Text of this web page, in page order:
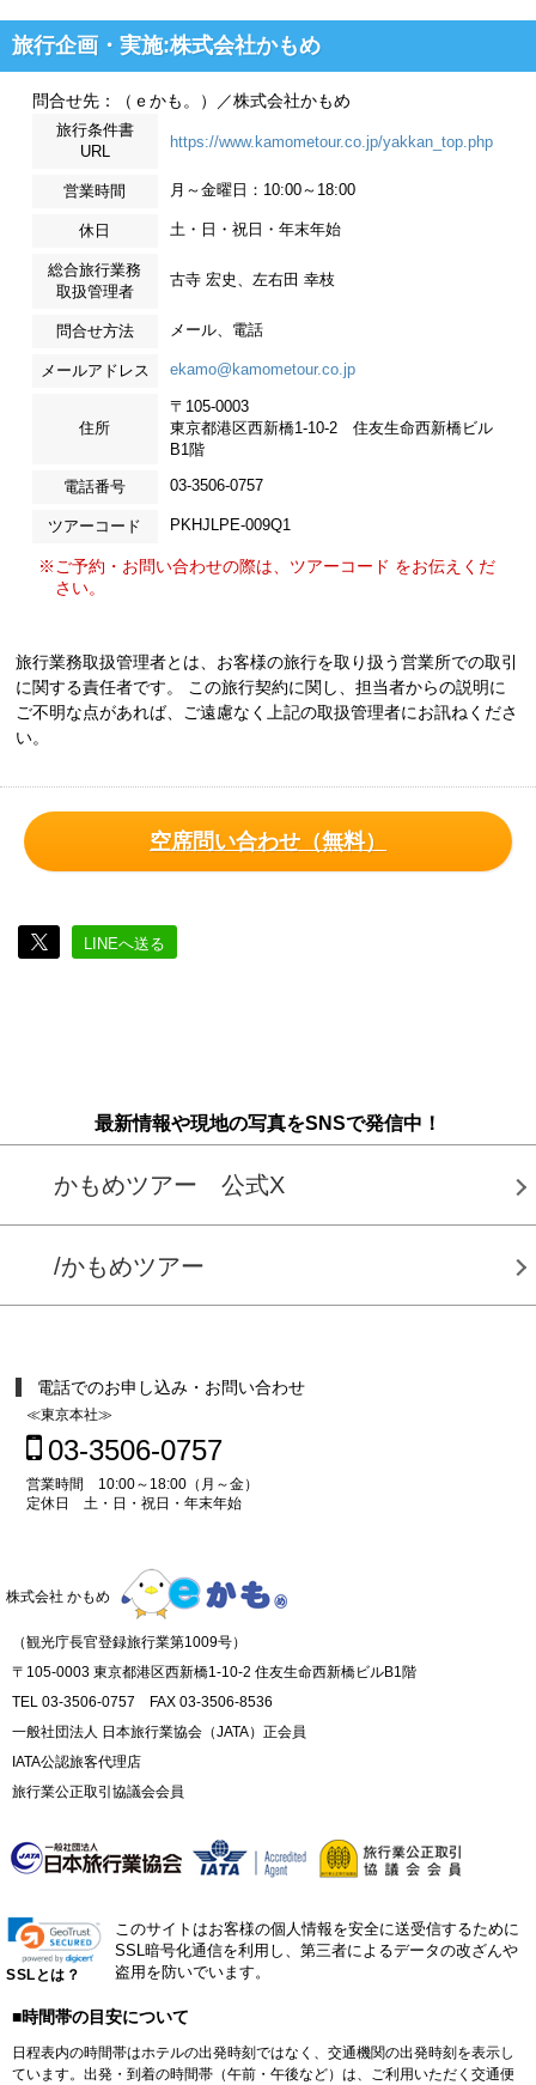
旅行企画・実施:株式会社かもめ
問合せ先：（ｅかも。）／株式会社かもめ
旅行条件書
URL
https://www.kamometour.co.jp/yakkan_top.php
営業時間 月～金曜日：10:00～18:00
休日 土・日・祝日・年末年始
総合旅行業務
取扱管理者
古寺 宏史、左右田 幸枝
問合せ方法 メール、電話
メールアドレス ekamo@kamometour.co.jp
住所
〒105-0003
東京都港区西新橋1-10-2 住友生命西新橋ビル
B1階
電話番号 03-3506-0757
ツアーコード PKHJLPE-009Q1
※ご予約・お問い合わせの際は、ツアーコード をお伝えくだ
さい。
旅行業務取扱管理者とは、お客様の旅行を取り扱う営業所での取引
に関する責任者です。 この旅行契約に関し、担当者からの説明に
ご不明な点があれば、ご遠慮なく上記の取扱管理者にお訊ねくださ
い。
空席問い合わせ（無料）
LINEへ送る
最新情報や現地の写真をSNSで発信中！
かもめツアー 公式X
/かもめツアー
電話でのお申し込み・お問い合わせ
≪東京本社≫
03-3506-0757
営業時間 10:00～18:00（月～金）
定休日 土・日・祝日・年末年始
株式会社 かもめ
（観光庁長官登録旅行業第1009号）
〒105-0003 東京都港区西新橋1-10-2 住友生命西新橋ビルB1階
TEL 03-3506-0757 FAX 03-3506-8536
一般社団法人 日本旅行業協会（JATA）正会員
IATA公認旅客代理店
旅行業公正取引協議会会員
SSLとは？
このサイトはお客様の個人情報を安全に送受信するために
SSL暗号化通信を利用し、第三者によるデータの改ざんや
盗用を防いでいます。
■時間帯の目安について
日程表内の時間帯はホテルの出発時刻ではなく、交通機関の出発時刻を表示し
ています。出発・到着の時間帯（午前・午後など）は、ご利用いただく交通便